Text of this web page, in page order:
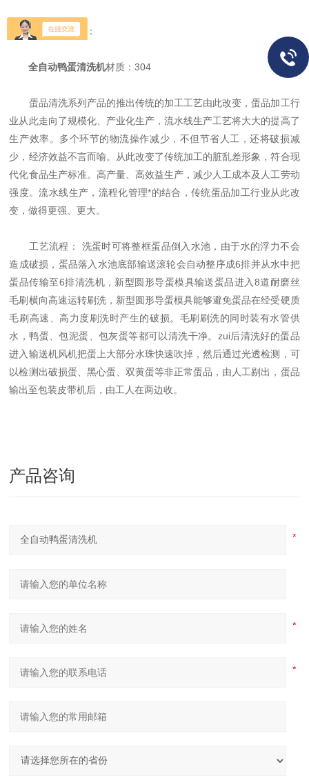
具体参数如下：
全自动鸭蛋清洗机材质：304
蛋品清洗系列产品的推出传统的加工工艺由此改变，蛋品加工行
业从此走向了规模化、产业化生产，流水线生产工艺将大大的提高了
生产效率。多个环节的物流操作减少，不但节省人工，还将破损减
少，经济效益不言而喻。从此改变了传统加工的脏乱差形象，符合现
代化食品生产标准。高产量、高效益生产，减少人工成本及人工劳动
强度。流水线生产，流程化管理*的结合，传统蛋品加工行业从此改
变，做得更强、更大。
工艺流程： 洗蛋时可将整框蛋品倒入水池，由于水的浮力不会
造成破损，蛋品落入水池底部输送滚轮会自动整序成6排并从水中把
蛋品传输至6排清洗机，新型圆形导蛋模具输送蛋品进入8道耐磨丝
毛刷横向高速运转刷洗，新型圆形导蛋模具能够避免蛋品在经受硬质
毛刷高速、高力度刷洗时产生的破损。毛刷刷洗的同时装有水管供
水，鸭蛋、包泥蛋、包灰蛋等都可以清洗干净。zui后清洗好的蛋品
进入输送机风机把蛋上大部分水珠快速吹掉，然后通过光透检测，可
以检测出破损蛋、黑心蛋、双黄蛋等非正常蛋品，由人工剔出，蛋品
输出至包装皮带机后，由工人在两边收。
产品咨询